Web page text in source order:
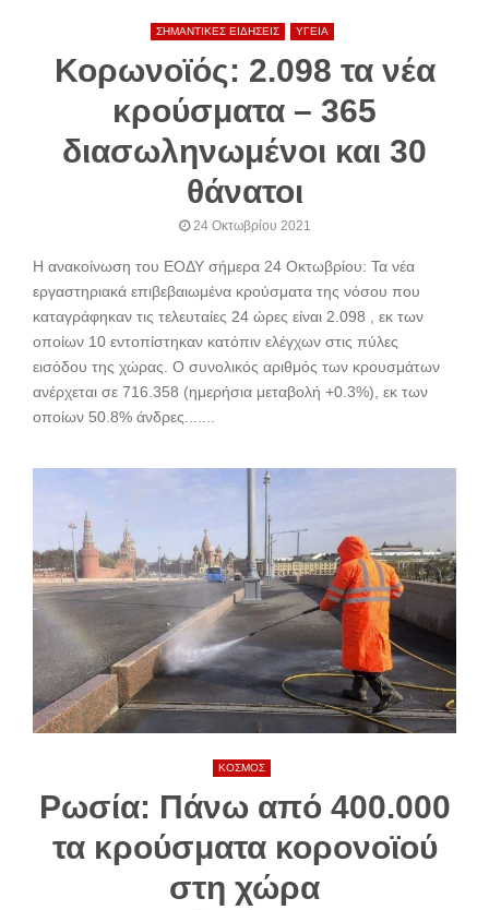
ΣΗΜΑΝΤΙΚΕΣ ΕΙΔΗΣΕΙΣ ΥΓΕΙΑ
Κορωνοϊός: 2.098 τα νέα
κρούσματα – 365
διασωληνωμένοι και 30
θάνατοι
24 Οκτωβρίου 2021
Η ανακοίνωση του ΕΟΔΥ σήμερα 24 Οκτωβρίου: Τα νέα
εργαστηριακά επιβεβαιωμένα κρούσματα της νόσου που
καταγράφηκαν τις τελευταίες 24 ώρες είναι 2.098 , εκ των
οποίων 10 εντοπίστηκαν κατόπιν ελέγχων στις πύλες
εισόδου της χώρας. Ο συνολικός αριθμός των κρουσμάτων
ανέρχεται σε 716.358 (ημερήσια μεταβολή +0.3%), εκ των
οποίων 50.8% άνδρες.......
ΚΟΣΜΟΣ
Ρωσία: Πάνω από 400.000
τα κρούσματα κορονοϊού
στη χώρα